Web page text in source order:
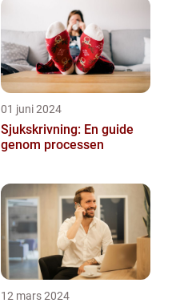
01 juni 2024
Sjukskrivning: En guide
genom processen
12 mars 2024